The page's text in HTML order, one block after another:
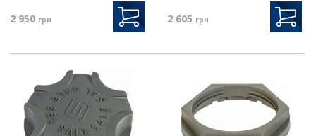
2 950 грн 2 605 грн